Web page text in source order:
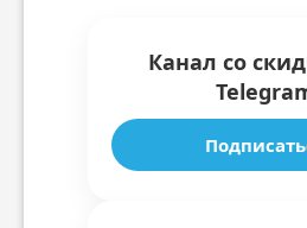
Канал со